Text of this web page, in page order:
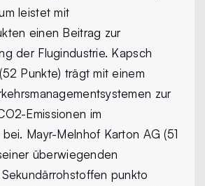
leistet mit
einen Beitrag zur
der Flugindustrie. Kapsch
Punkte) trägt mit einem
zur
Emissionen im
Mayr-Melnhof Karton AG (51
überwiegenden
punkto